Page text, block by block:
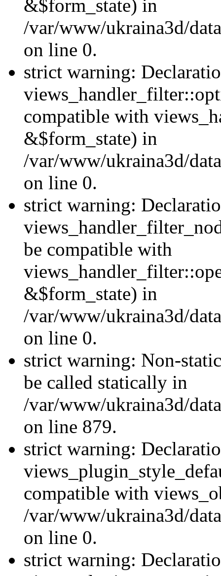
&$form_state) in
/var/www/ukraina3d/
on line 0.
strict warning:
compatible with
&$form_state) in
/var/www/ukraina3d/
on line 0.
strict warning:
be compatible with
&$form_state) in
/var/www/ukraina3d/
on line 0.
strict warning: Non-
be called statically in
/var/www/ukraina3d/
on line 879.
strict warning:
compatible with
/var/www/ukraina3d/
on line 0.
strict warning: